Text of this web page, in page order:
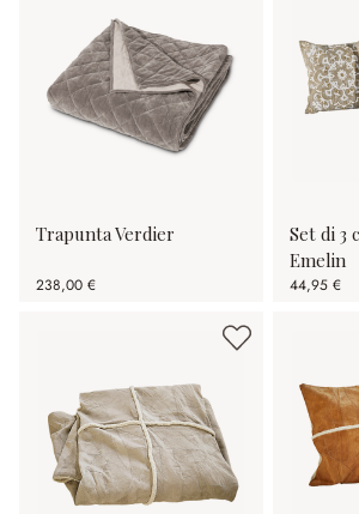
Trapunta Verdier
238,00 €
Set di 3
Emelin
44,95 €